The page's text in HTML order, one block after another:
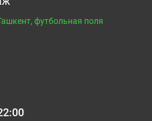
футбольная поля